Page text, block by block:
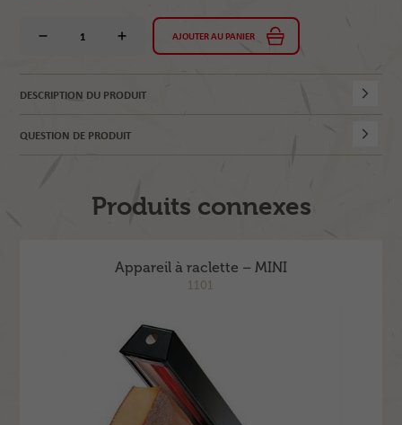
AJOUTER AU PANIER
DESCRIPTION DU PRODUIT
QUESTION DE PRODUIT
Produits connexes
Appareil à raclette – MINI
1101